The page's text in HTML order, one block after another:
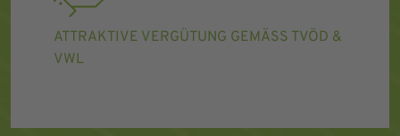
ATTRAKTIVE VERGÜTUNG GEMÄSS TVÖD & V
WL